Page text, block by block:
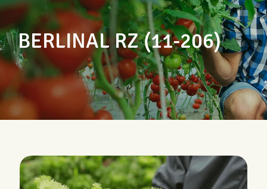
BERLINAL RZ (11-206)